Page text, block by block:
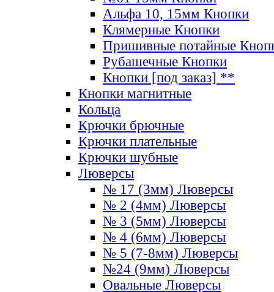
Альфа 10, 15мм Кнопки
Клямерные Кнопки
Пришивные потайные
Рубашечные Кнопки
Кнопки [под заказ] **
Кнопки магнитные
Кольца
Крючки брючные
Крючки плательные
Крючки шубные
Люверсы
№ 17 (3мм) Люверсы
№ 2 (4мм) Люверсы
№ 3 (5мм) Люверсы
№ 4 (6мм) Люверсы
№ 5 (7-8мм) Люверсы
№24 (9мм) Люверсы
Овальные Люверсы